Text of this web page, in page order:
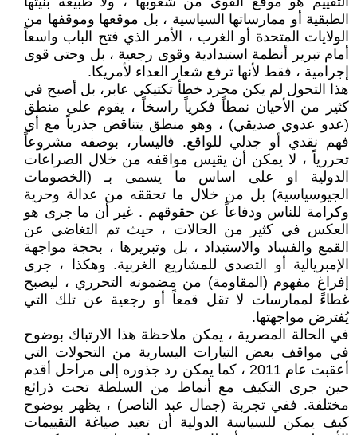
الطبقية أو ممارساتها السياسية ، بل موقعها وموقفها من
الولايات المتحدة أو الغرب ، الأمر الذي فتح الباب واسعاً
أمام تبرير أنظمة استبدادية وقوى رجعية ، بل وحتى قوى
إجرامية ، فقط لأنها ترفع شعار العداء لأمريكا.
هذا التحول لم يكن مجرد خطأ تكتيكي عابر، بل أصبح في
كثير من الأحيان نمطاً فكرياً راسخاً ، يقوم على منطق
(عدو عدوي صديقي) ، وهو منطق يتناقض جذرياً مع أي
فهم نقدي أو جدلي للواقع. فاليسار، بوصفه مشروعاً
تحررياً ، لا يمكن أن يقيس مواقفه من خلال الصراعات
الدولية او على اساس ما يسمى بـ (الخصومات
الجيوسياسية) بل من خلال ما تحققه من عدالة وحرية
وكرامة للناس ودفاعاً عن حقوقهم . غير أن ما جرى هو
العكس في كثير من الحالات ، حيث تم التغاضي عن
القمع والفساد والاستبداد ، بل وتبريرها ، بحجة مواجهة
الإمبريالية أو التصدي للمشاريع الغربية. وهكذا ، جرى
إفراغ مفهوم (المقاومة) من مضمونه التحرري ، ليصبح
غطاءً لممارسات لا تقل قمعاً أو رجعية عن تلك التي
يُفترض مواجهتها.
في الحالة المصرية ، يمكن ملاحظة هذا الارتباك بوضوح
في مواقف بعض التيارات اليسارية من التحولات التي
أعقبت عام 2011 ، كما يمكن رد جذوره إلى مراحل أقدم
حين جرى التكيف مع أنماط من السلطة تحت ذرائع
مختلفة. ففي تجربة (جمال عبد الناصر) ، يظهر بوضوح
كيف يمكن للسياسة الدولية أن تعيد صياغة التقييمات